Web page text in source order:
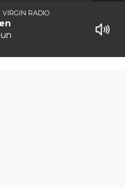
VIRGIN RADIO